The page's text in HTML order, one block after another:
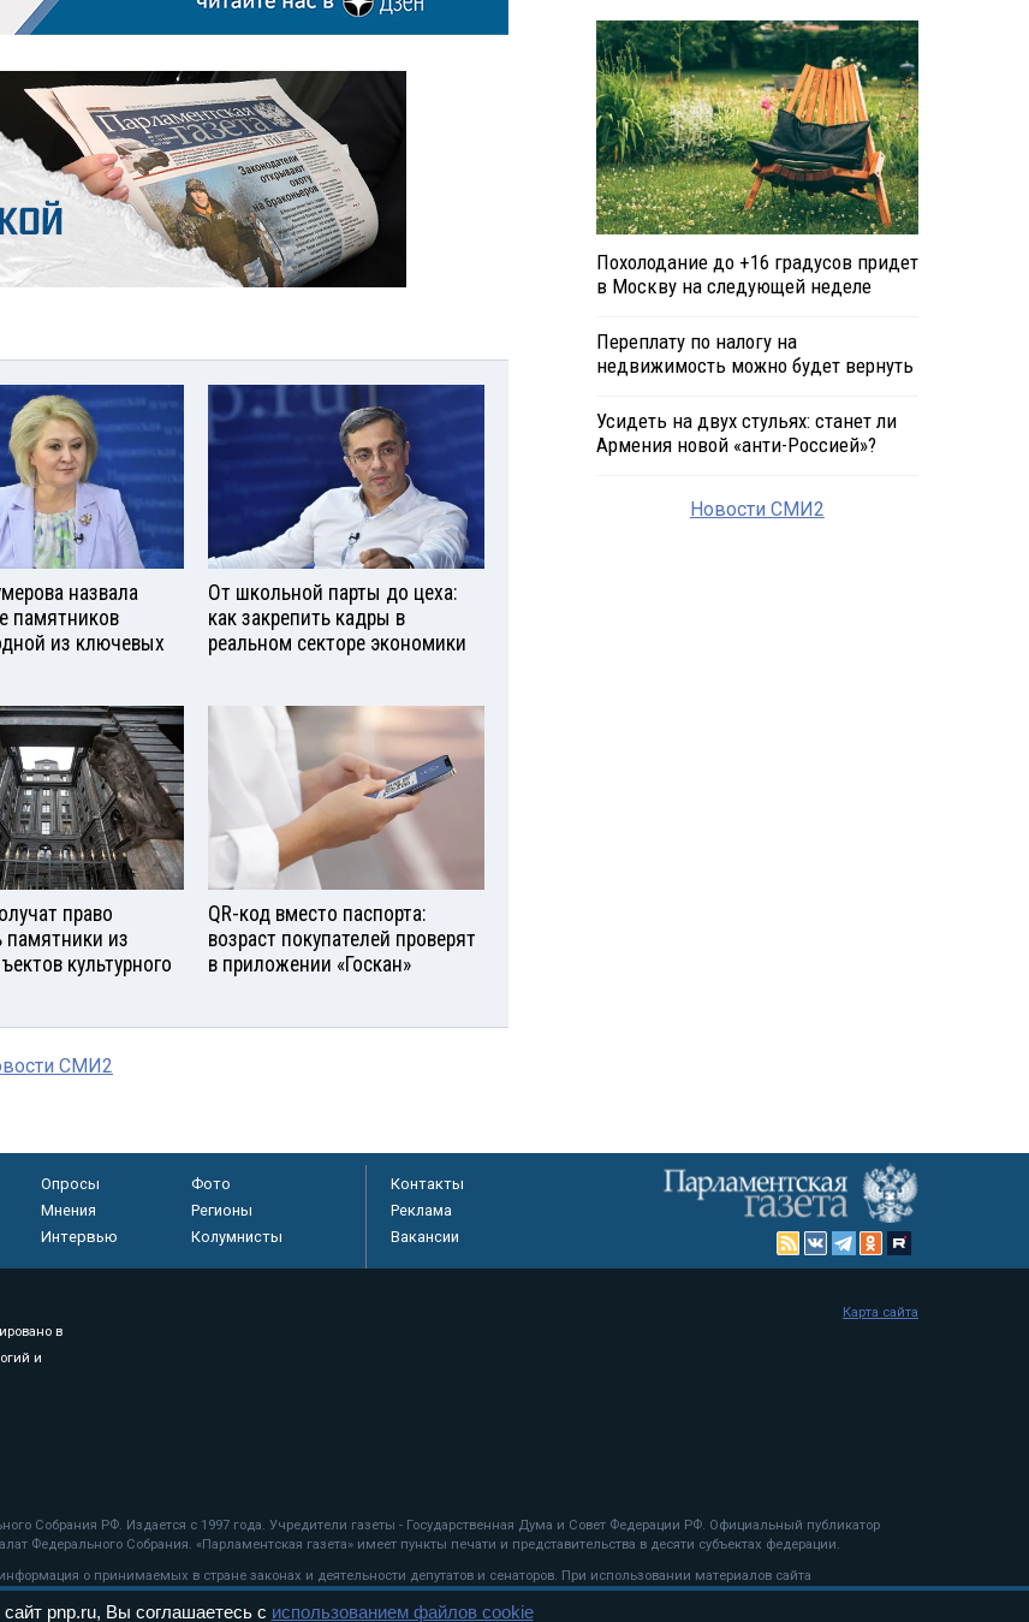
назвала
памятников
из ключевых
От школьной парты до цеха:
как закрепить кадры в
реальном секторе экономики
право
памятники из
культурного
QR-код вместо паспорта:
возраст покупателей проверят
в приложении «Госкан»
СМИ2
Похолодание до +16 градусов придет
в Москву на следующей неделе
Переплату по налогу на
недвижимость можно будет вернуть
Усидеть на двух стульях: станет ли
Армения новой «анти-Россией»?
Новости СМИ2
Опросы
Фото
Мнения
Регионы
Интервью Колумнисты
Контакты
Реклама
Вакансии
в
и
Собрания РФ. Издается с 1997 года. Учредители газеты - Государственная Дума и Совет Федерации РФ. Официальный публикатор
Федерального Собрания. «Парламентская газета» имеет пункты печати и представительства в десяти субъектах федерации.
о принимаемых в стране законах и деятельности депутатов и сенаторов. При использовании материалов сайта
Карта сайта
pnp.ru, Вы соглашаетесь с использованием файлов cookie